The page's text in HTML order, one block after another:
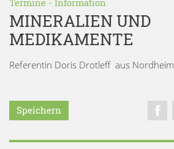
MINERALIEN UND
MEDIKAMENTE
Referentin Doris Drotleff aus Nordheim
Speichern